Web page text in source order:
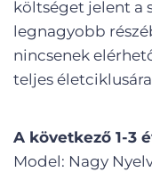
költséget jelent a
legnagyobb
nincsenek
teljes
A következő 1-3
Model: Nagy